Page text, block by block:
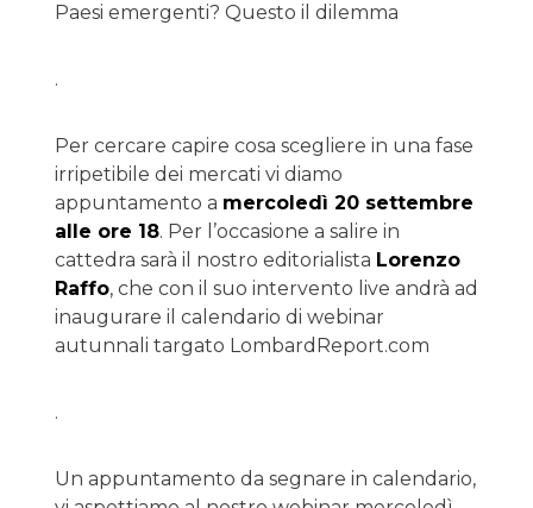
Paesi emergenti? Questo il dilemma
.
Per cercare capire cosa scegliere in una fase
irripetibile dei mercati vi diamo
appuntamento a mercoledì 20 settembre
alle ore 18. Per l’occasione a salire in
cattedra sarà il nostro editorialista Lorenzo
Raffo, che con il suo intervento live andrà ad
inaugurare il calendario di webinar
autunnali targato LombardReport.com
.
Un appuntamento da segnare in calendario,